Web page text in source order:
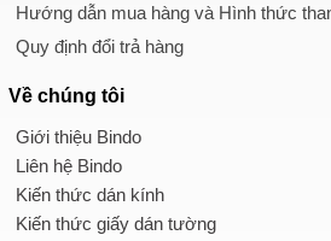
Hướng dẫn mua hàng và Hình thức
Quy định đổi trả hàng
Về chúng tôi
Giới thiệu Bindo
Liên hệ Bindo
Kiến thức dán kính
Kiến thức giấy dán tường